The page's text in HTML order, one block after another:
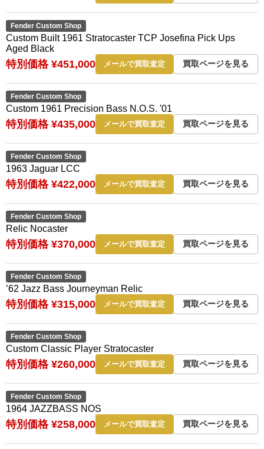
Fender Custom Shop
Custom Built 1961 Stratocaster TCP Josefina Pick Ups
Aged Black
特別価格 ¥451,000 メールで買取査定 買取ページを見る
Fender Custom Shop
Custom 1961 Precision Bass N.O.S. '01
特別価格 ¥435,000 メールで買取査定 買取ページを見る
Fender Custom Shop
1963 Jaguar LCC
特別価格 ¥422,000 メールで買取査定 買取ページを見る
Fender Custom Shop
Relic Nocaster
特別価格 ¥370,000 メールで買取査定 買取ページを見る
Fender Custom Shop
’62 Jazz Bass Journeyman Relic
特別価格 ¥315,000 メールで買取査定 買取ページを見る
Fender Custom Shop
Custom Classic Player Stratocaster
特別価格 ¥260,000 メールで買取査定 買取ページを見る
Fender Custom Shop
1964 JAZZBASS NOS
特別価格 ¥258,000 メールで買取査定 買取ページを見る